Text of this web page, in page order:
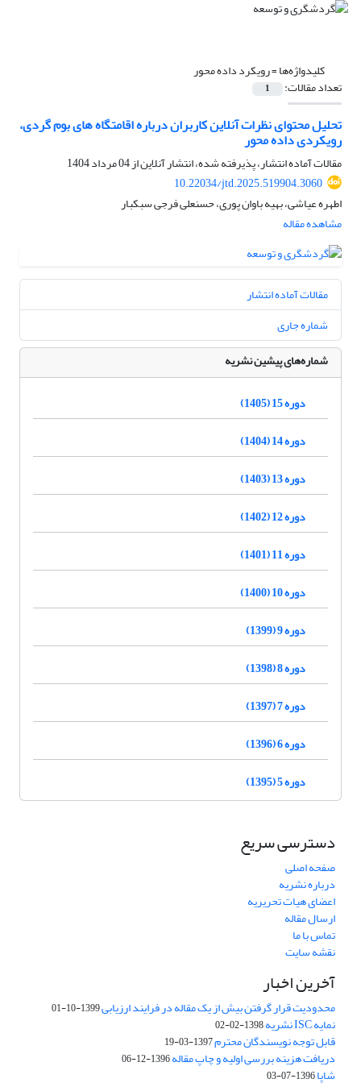
کلیدواژه‌ها =رویکرد داده محور
تعداد مقالات: 1
تحلیل محتوای نظرات آنلاین کاربران درباره اقامتگاه های بوم گردی،
رویکردی داده محور
مقالات آماده انتشار، پذیرفته شده، انتشار آنلاین از04 مرداد 1404
10.22034/jtd.2025.519904.3060
اطهره عیاشی، بهیه باوان پوری، حسنعلی فرجی سبکبار
مشاهده مقاله
مقالات آماده انتشار
شماره جاری
شماره‌های پیشین نشریه
دوره 15 (1405)
دوره 14 (1404)
دوره 13 (1403)
دوره 12 (1402)
دوره 11 (1401)
دوره 10 (1400)
دوره 9 (1399)
دوره 8 (1398)
دوره 7 (1397)
دوره 6 (1396)
دوره 5 (1395)
دسترسی سریع
صفحه اصلی
درباره نشریه
اعضای هیات تحریریه
ارسال مقاله
تماس با ما
نقشه سایت
آخرین اخبار
محدودیت قرار گرفتن بیش از یک مقاله در فرایند ارزیابی1399-10-01
نمایه ISC نشریه 1398-02-02
قابل توجه نویسندگان محترم1397-03-19
دریافت هزینه بررسی اولیه و چاپ مقاله1396-12-06
شاپا1396-07-03